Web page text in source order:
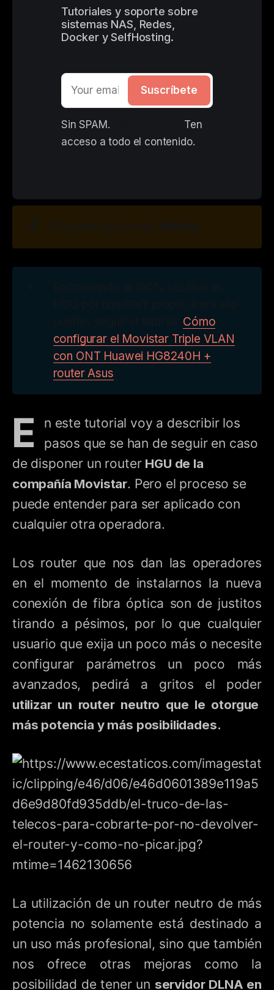
Tutoriales y soporte sobre
sistemas NAS, Redes,
Docker y SelfHosting.
Suscríbete
Sin SPAM.
Ten
acceso a todo el contenido.
🔓 Dificultad del tutorial: Medio
Cómo
configurar el Movistar Triple VLAN
con ONT Huawei HG8240H +
router Asus
E
n este tutorial voy a describir los
pasos que se han de seguir en caso
de disponer un router HGU de la
compañía Movistar. Pero el proceso se
puede entender para ser aplicado con
cualquier otra operadora.
Los router que nos dan las operadores
en el momento de instalarnos la nueva
conexión de fibra óptica son de justitos
tirando a pésimos, por lo que cualquier
usuario que exija un poco más o necesite
configurar parámetros un poco más
avanzados, pedirá a gritos el poder
utilizar un router neutro que le otorgue
más potencia y más posibilidades.
La utilización de un router neutro de más
potencia no solamente está destinado a
un uso más profesional, sino que también
nos ofrece otras mejoras como la
posibilidad de tener un servidor DLNA en